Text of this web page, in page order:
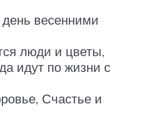
день весенними
люди и цветы,
идут по жизни с
Счастье и